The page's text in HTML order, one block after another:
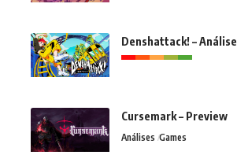
Denshattack! – Análise
Cursemark – Preview
Análises Games